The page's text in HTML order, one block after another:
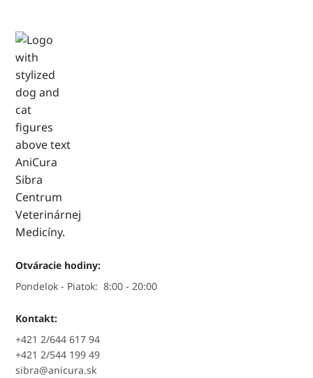
Otváracie hodiny:
Pondelok - Piatok: 8:00 - 20:00
Kontakt:
+421 2/644 617 94
+421 2/544 199 49
sibra@anicura.sk